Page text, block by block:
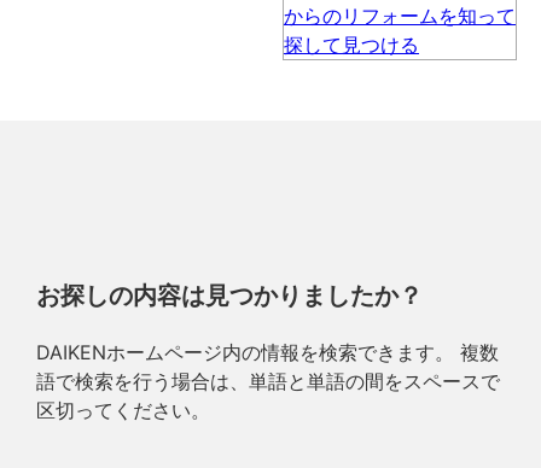
お探しの内容は見つかりましたか？
DAIKENホームページ内の情報を検索できます。 複数
語で検索を行う場合は、単語と単語の間をスペースで
区切ってください。